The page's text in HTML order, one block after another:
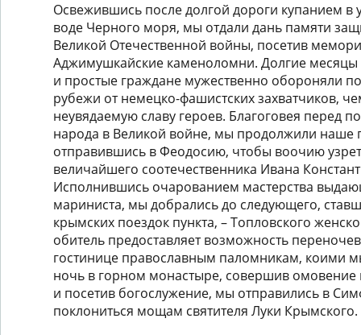
Освежившись после долгой дороги купанием в
воде Черного моря, мы отдали дань памяти
Великой Отечественной войны, посетив
Аджимушкайские каменоломни. Долгие
и простые граждане мужественно обороняли
рубежи от немецко-фашистских захватчиков,
неувядаемую славу героев. Благоговея перед
народа в Великой войне, мы продолжили наше
отправившись в Феодосию, чтобы воочию
величайшего соотечественника Ивана
Исполнившись очарованием мастерства
мариниста, мы добрались до следующего,
крымских поездок пункта, – Топловского
обитель предоставляет возможность
гостинице православным паломникам, коими
ночь в горном монастыре, совершив омовение
и посетив богослужение, мы отправились в
поклониться мощам святителя Луки Крымского.